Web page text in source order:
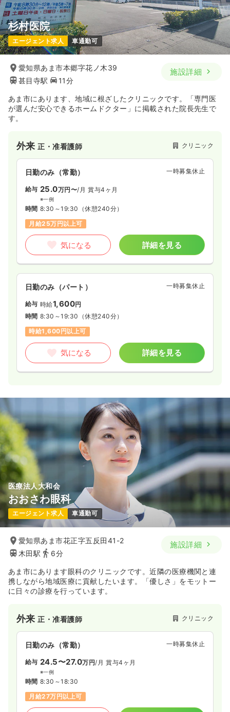
杉村医院
エージェント求人 車通勤可
愛知県あま市本郷字花ノ木39
甚目寺駅
11分
施設詳細
あま市にあります、地域に根ざしたクリニックです。「専門医
が選んだ安心できるホームドクター」に掲載された院長先生で
す。
外来正・准看護師 クリニック
日勤のみ（常勤） 一時募集休止
給与 25.0万円〜/月 賞与4ヶ月
※一例
時間 8:30～19:30 （休憩240分）
月給25万円以上可
気になる 詳細を見る
日勤のみ（パート） 一時募集休止
給与 時給1,600円
時間 8:30～19:30 （休憩240分）
時給1,600円以上可
気になる 詳細を見る
医療法人大和会
おおさわ眼科
エージェント求人 車通勤可
愛知県あま市花正字五反田41-2
木田駅
6分
施設詳細
あま市にあります眼科のクリニックです。近隣の医療機関と連
携しながら地域医療に貢献したいます。「優しさ」をモットー
に日々の診療を行っています。
外来正・准看護師 クリニック
日勤のみ（常勤） 一時募集休止
給与 24.5〜27.0万円/月 賞与4ヶ月
※一例
時間 8:30～18:30
月給27万円以上可